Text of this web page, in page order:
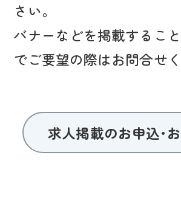
さい。
バナーなどを掲載するこ
でご要望の際はお問合せく
求人掲載のお申込･